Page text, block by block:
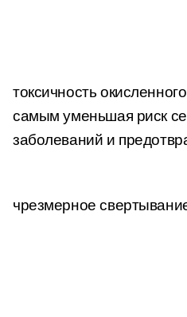
токсичность
самым уменьшая риск
заболеваний и
чрезмерное